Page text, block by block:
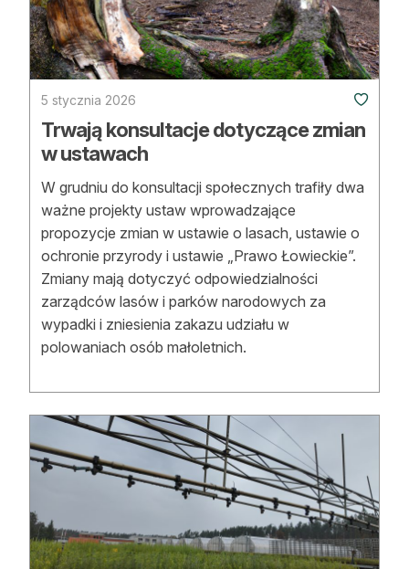
Strefa eksperta
Auto do lasu
Dla drwala
Leśnik na zakupach
Z zagranicy
Edukacja
Lasy prywatne
O nas
100 lat „Lasu Polskiego”
Prenumerata
Reklama
Zostań autorem
Archiwum
Kontakt
5 stycznia 2026
Trwają konsultacje dotyczące zmian
w ustawach
W grudniu do konsultacji społecznych trafiły dwa
ważne projekty ustaw wprowadzające
propozycje zmian w ustawie o lasach, ustawie o
ochronie przyrody i ustawie „Prawo Łowieckie”.
Zmiany mają dotyczyć odpowiedzialności
zarządców lasów i parków narodowych za
wypadki i zniesienia zakazu udziału w
polowaniach osób małoletnich.